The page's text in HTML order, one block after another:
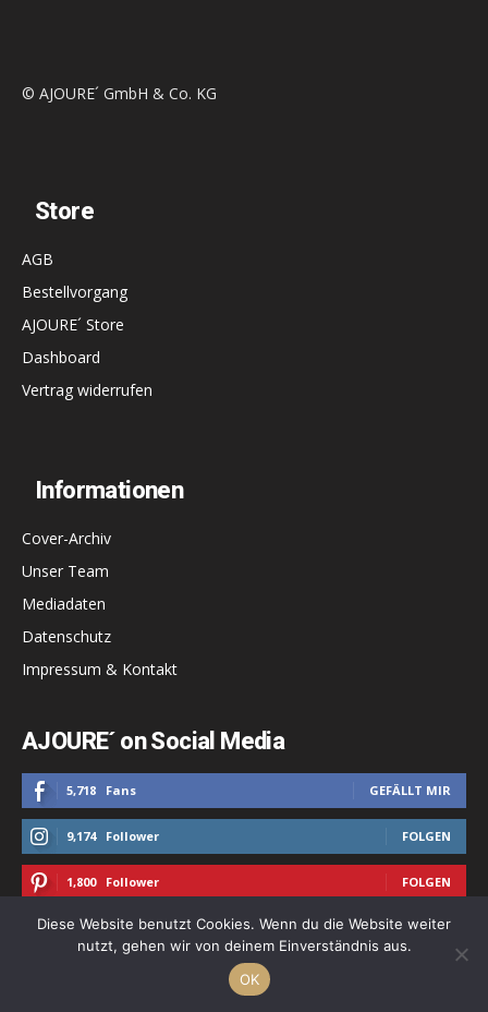
© AJOURE´ GmbH & Co. KG
Store
AGB
Bestellvorgang
AJOURE´ Store
Dashboard
Vertrag widerrufen
Informationen
Cover-Archiv
Unser Team
Mediadaten
Datenschutz
Impressum & Kontakt
AJOURE´ on Social Media
5,718 Fans GEFÄLLT MIR
9,174 Follower FOLGEN
1,800 Follower FOLGEN
677 Follower FOLGEN
Diese Website benutzt Cookies. Wenn du die Website weiter
nutzt, gehen wir von deinem Einverständnis aus.
OK